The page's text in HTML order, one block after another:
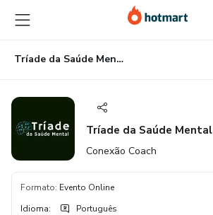
para
o
conteúdo
principal
para
o
pagamento
para
o
rodapé
Tríade da Saúde Mental
Tríade da Saúde Mental
Conexão Coach
Formato: Evento Online
Idioma: Português